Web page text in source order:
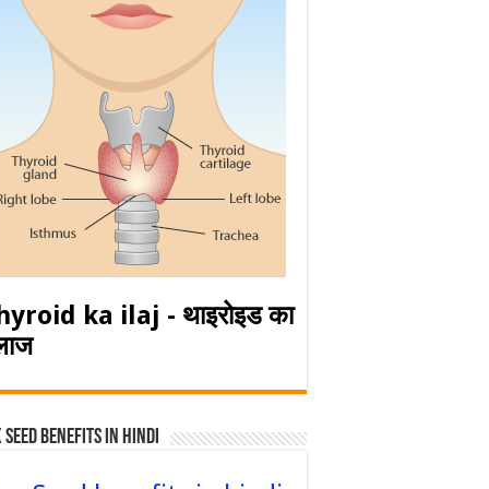
ka ilaj - थाइरोइड का
Seed Benefits in hindi